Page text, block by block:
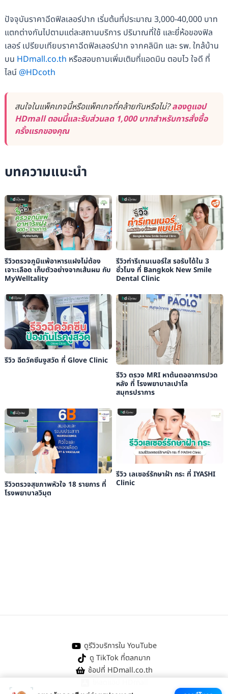
ปัจจุบันราคาฉีดฟิลเลอร์ปาก เริ่มต้นที่ประมาณ 3,000-40,000 บาท
แตกต่างกันไปตามแต่ละสถานบริการ ปริมาณที่ใช้ และยี่ห้อของฟิล
เลอร์ เปรียบเทียบราคาฉีดฟิลเลอร์ปาก จากคลินิก และ รพ. ใกล้บ้าน
บน HDmall.co.th หรือสอบถามเพิ่มเติมที่แอดมิน ตอบไว ใจดี ที่
ไลน์ @HDcoth
สนใจในแพ็คเกจนี้หรือแพ็คเกจที่คล้ายกันหรือไม่?ลองดูแอป
HDmall ตอนนี้และรับส่วนลด 1,000 บาทสำหรับการสั่งซื้อ
ครั้งแรกของคุณ
บทความแนะนำ
รีวิวตรวจภูมิแพ้อาหารแฝงไม่ต้อง
เจาะเลือด เก็บตัวอย่างจากเส้นผม กับ
MyWelltality
รีวิวทำรีเทนเนอร์ใส รอรับได้ใน 3
ชั่วโมง ที่ Bangkok New Smile
Dental Clinic
รีวิว ฉีดวัคซีนงูสวัด ที่ Glove Clinic
รีวิว ตรวจ MRI หาต้นตออาการปวด
หลัง ที่ โรงพยาบาลเปาโล
สมุทรปราการ
รีวิวตรวจสุขภาพหัวใจ 18 รายการ ที่
โรงพยาบาลวิมุต
รีวิว เลเซอร์รักษาฝ้า กระ ที่ IYASHI
Clinic
ดูรีวิวบริการใน YouTube
ดู TikTok ที่ตลกมาก
ช้อปที่ HDmall.co.th